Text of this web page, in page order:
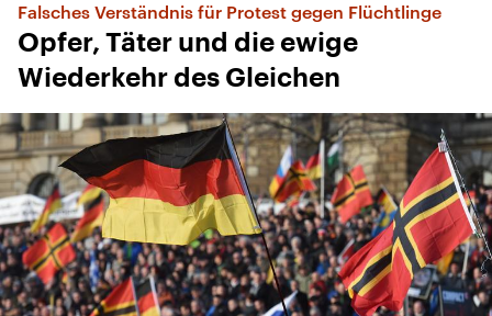
Falsches Verständnis für Protest gegen Flüchtlinge
Opfer, Täter und die ewige
Wiederkehr des Gleichen